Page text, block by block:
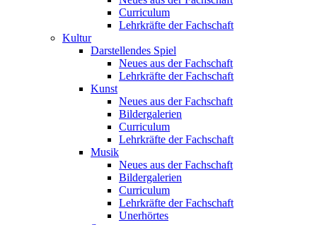
Curriculum
Lehrkräfte der Fachschaft
Kultur
Darstellendes Spiel
Neues aus der Fachschaft
Lehrkräfte der Fachschaft
Kunst
Neues aus der Fachschaft
Bildergalerien
Curriculum
Lehrkräfte der Fachschaft
Musik
Neues aus der Fachschaft
Bildergalerien
Curriculum
Lehrkräfte der Fachschaft
Unerhörtes